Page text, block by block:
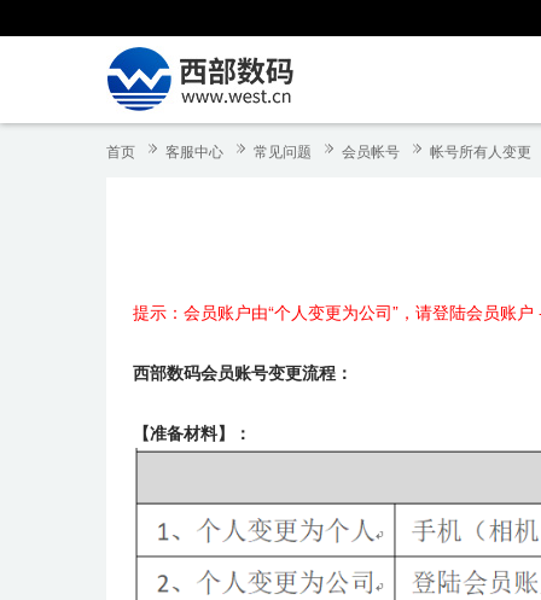
首页 客服中心 常见问题 会员帐号 帐号所有人变更
提示：会员账户由“个人变更为公司”，请登陆会员账
西部数码会员账号变更流程：
【准备材料】：